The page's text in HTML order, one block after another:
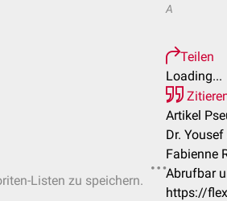
Listen zu speichern.
A
Teilen
Loading...
Artikel
Dr.
Fabienne
Abrufbar
https://